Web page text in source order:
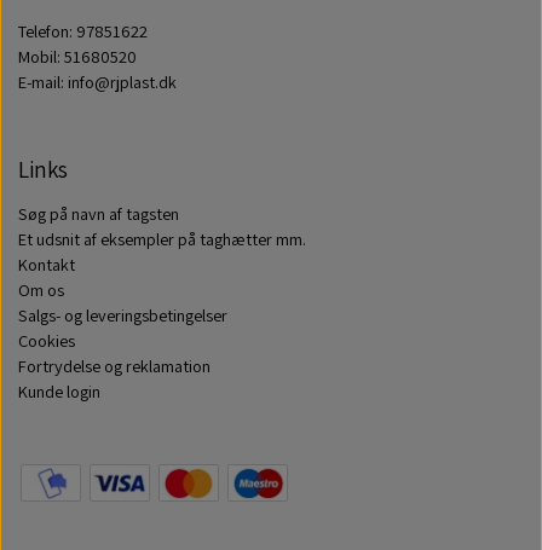
Telefon: 97851622
Mobil: 51680520
E-mail: info@rjplast.dk
Links
Søg på navn af tagsten
Et udsnit af eksempler på taghætter mm.
Kontakt
Om os
Salgs- og leveringsbetingelser
Cookies
Fortrydelse og reklamation
Kunde login